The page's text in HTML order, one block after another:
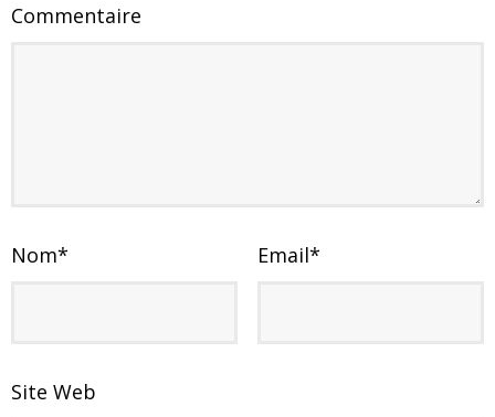
Commentaire
Nom* Email*
Site Web